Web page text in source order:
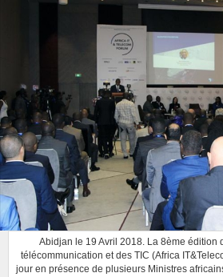
Abidjan le 19 Avril 2018. La 8ème édition
télécommunication et des TIC (Africa
jour en présence de plusieurs Ministres